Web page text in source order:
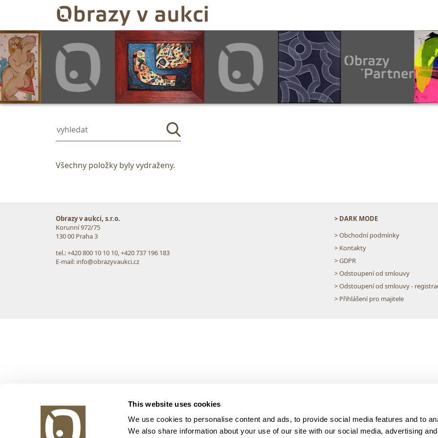
This website uses cookies
We use cookies to personalise content and ads, to provide social media features and to
We also share information about your use of our site with our social media, advertising
Všechny položky byly vydraženy.
Obrazy v aukci, s.r.o.
Korunní 972/75
130 00 Praha 3
tel.: +420 800 10 10 10, +420 737 196 183
E-mail: info@obrazyvaukci.cz
> DARK MODE
> Obchodní podmínky
> Kontakty
> GDPR
> Odstoupení od smlouvy
> Odstoupení od smlouvy -
> Přihlášení pro majitele